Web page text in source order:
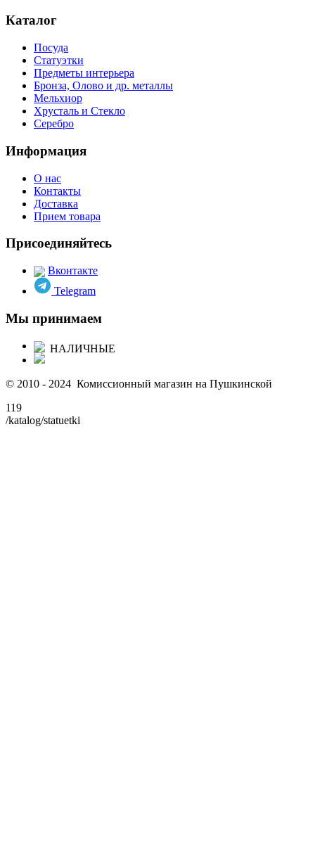
Каталог
Посуда
Статуэтки
Предметы интерьера
Бронза, Олово и др. металлы
Мельхиор
Хрусталь и Стекло
Серебро
Информация
О нас
Контакты
Доставка
Прием товара
Присоединяйтесь
Вконтакте
Telegram
Мы принимаем
НАЛИЧНЫЕ
© 2010 - 2024 Комиссионный магазин на Пушкинской
119
/katalog/statuetki